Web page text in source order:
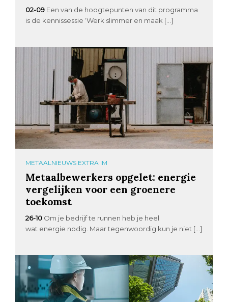
02-09 Een van de hoogtepunten van dit programma
is de kennissessie ‘Werk slimmer en maak […]
METAALNIEUWS EXTRA IM
Metaalbewerkers opgelet: energie
vergelijken voor een groenere
toekomst
26-10 Om je bedrijf te runnen heb je heel
wat energie nodig. Maar tegenwoordig kun je niet […]